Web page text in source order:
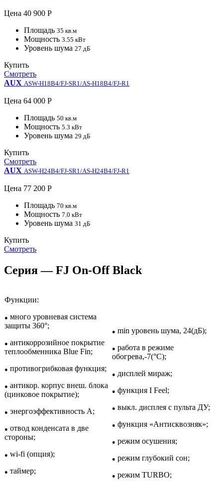
Цена 40 900 Р
Площадь 35 кв.м
Мощность 3.55 кВт
Уровень шума 27 дБ
Купить
Смотреть
AUX ASW-H18B4/FJ-SR1/AS-H18B4/FJ-R1
Цена 64 000 Р
Площадь 50 кв.м
Мощность 5.3 кВт
Уровень шума 29 дБ
Купить
Смотреть
AUX ASW-H24B4/FJ-SR1/AS-H24B4/FJ-R1
Цена 77 200 Р
Площадь 70 кв.м
Мощность 7.0 кВт
Уровень шума 31 дБ
Купить
Смотреть
Серия — FJ On-Off Black
Функции:
● много уровневая система
защиты 360°;
● антикоррозийное покрытие
теплообменника Blue Fin;
● противогрибковая функция;
● антикор. корпус внеш. блока
(цинковое покрытие);
● энергоэффективность A;
● отвод конденсата в две
стороны;
● wi-fi (опция);
● таймер;
● min уровень шума, 24(дБ);
● работа в режиме
обогрева,-7(°С);
● дисплей мираж;
● функция I Feel;
● выкл. дисплея с пульта ДУ;
● функция «Антисквозняк»;
● режим осушения;
● режим глубокий сон;
● режим TURBO;